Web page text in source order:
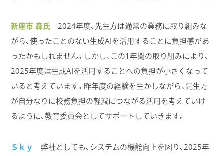
新座市 森氏 2024年度、先生方は通常の業務に取り組みな
がら、使ったことのない生成AIを活用することに負担感があ
ったかもしれません。しかし、この1年間の取り組みにより、
2025年度は生成AIを活用することへの負担が小さくなって
いると考えています。昨年度の経験を生かしながら、先生方
が自分なりに校務負担の軽減につながる活用を考えていけ
るように、教育委員会としてサポートしていきます。
Ｓｋｙ
弊社としても、システムの機能向上を図り、2025年